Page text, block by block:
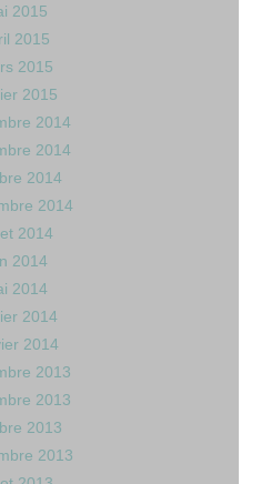
2015
2015
2015
2015
2014
2014
2014
2014
2014
2014
2014
2014
2014
2013
2013
2013
2013